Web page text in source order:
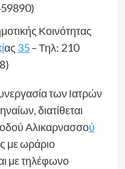
Κοινότητας
ίας 35– Τηλ: 210
των Ιατρών
διατίθεται
Αλικαρνασσού
με ωράριο
με τηλέφωνο